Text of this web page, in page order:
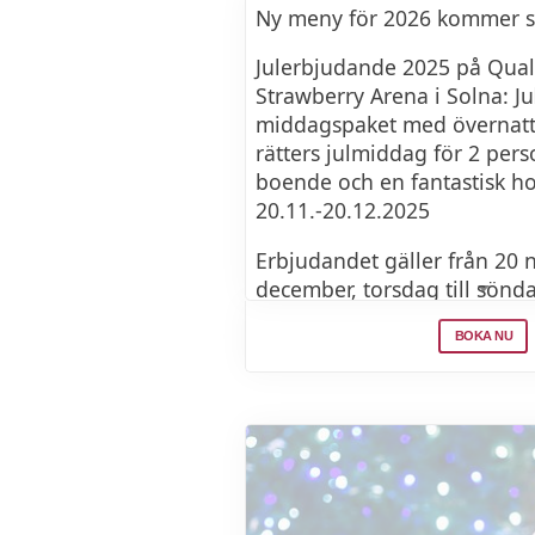
OST
Ädelostbrûlée med Vin
DESSERT
Chokladtryffelkaka med
päronsorbet
Vinpaket
S.A. Terreno Bianco di Stella
2022 Terreno Otto Sillano
2007 Terreno Vin Santo
Ny meny för 2026 kommer
Julerbjudande 2025 på
Strawberry Arena i Solna:
middagspaket med
rätters julmiddag för 2
boende och en fantastisk
20.11.-20.12.2025
Erbjudandet gäller från 20
december, torsdag till
BOKA NU